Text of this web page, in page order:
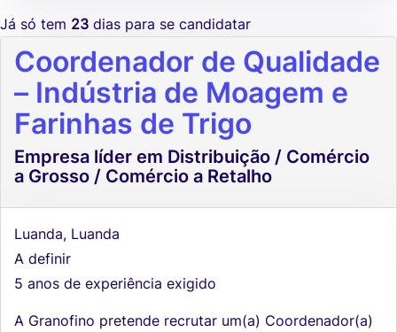
Já só tem 23 dias para se candidatar
Coordenador de Qualidade
– Indústria de Moagem e
Farinhas de Trigo
Empresa líder em Distribuição / Comércio
a Grosso / Comércio a Retalho
Luanda, Luanda
A definir
5 anos de experiência exigido
A Granofino pretende recrutar um(a) Coordenador(a)